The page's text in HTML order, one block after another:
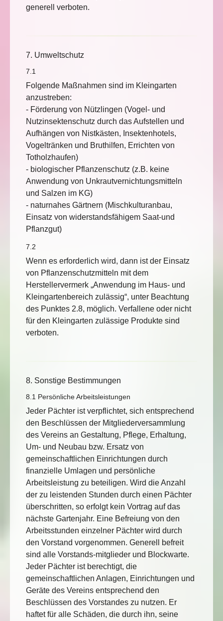
generell verboten.
7. Umweltschutz
7.1
Folgende Maßnahmen sind im Kleingarten
anzustreben:
- Förderung von Nützlingen (Vogel- und
Nutzinsektenschutz durch das Aufstellen und
Aufhängen von Nistkästen, Insektenhotels,
Vogeltränken und Bruthilfen, Errichten von
Totholzhaufen)
- biologischer Pflanzenschutz (z.B. keine
Anwendung von Unkrautvernichtungsmitteln
und Salzen im KG)
- naturnahes Gärtnern (Mischkulturanbau,
Einsatz von widerstandsfähigem Saat-und
Pflanzgut)
7.2
Wenn es erforderlich wird, dann ist der Einsatz
von Pflanzenschutzmitteln mit dem
Herstellervermerk „Anwendung im Haus- und
Kleingartenbereich zulässig“, unter Beachtung
des Punktes 2.8, möglich. Verfallene oder nicht
für den Kleingarten zulässige Produkte sind
verboten.
8. Sonstige Bestimmungen
8.1 Persönliche Arbeitsleistungen
Jeder Pächter ist verpflichtet, sich entsprechend
den Beschlüssen der Mitgliederversammlung
des Vereins an Gestaltung, Pflege, Erhaltung,
Um- und Neubau bzw. Ersatz von
gemeinschaftlichen Einrichtungen durch
finanzielle Umlagen und persönliche
Arbeitsleistung zu beteiligen. Wird die Anzahl
der zu leistenden Stunden durch einen Pächter
überschritten, so erfolgt kein Vortrag auf das
nächste Gartenjahr. Eine Befreiung von den
Arbeitsstunden einzelner Pächter wird durch
den Vorstand vorgenommen. Generell befreit
sind alle Vorstands-mitglieder und Blockwarte.
Jeder Pächter ist berechtigt, die
gemeinschaftlichen Anlagen, Einrichtungen und
Geräte des Vereins entsprechend den
Beschlüssen des Vorstandes zu nutzen. Er
haftet für alle Schäden, die durch ihn, seine